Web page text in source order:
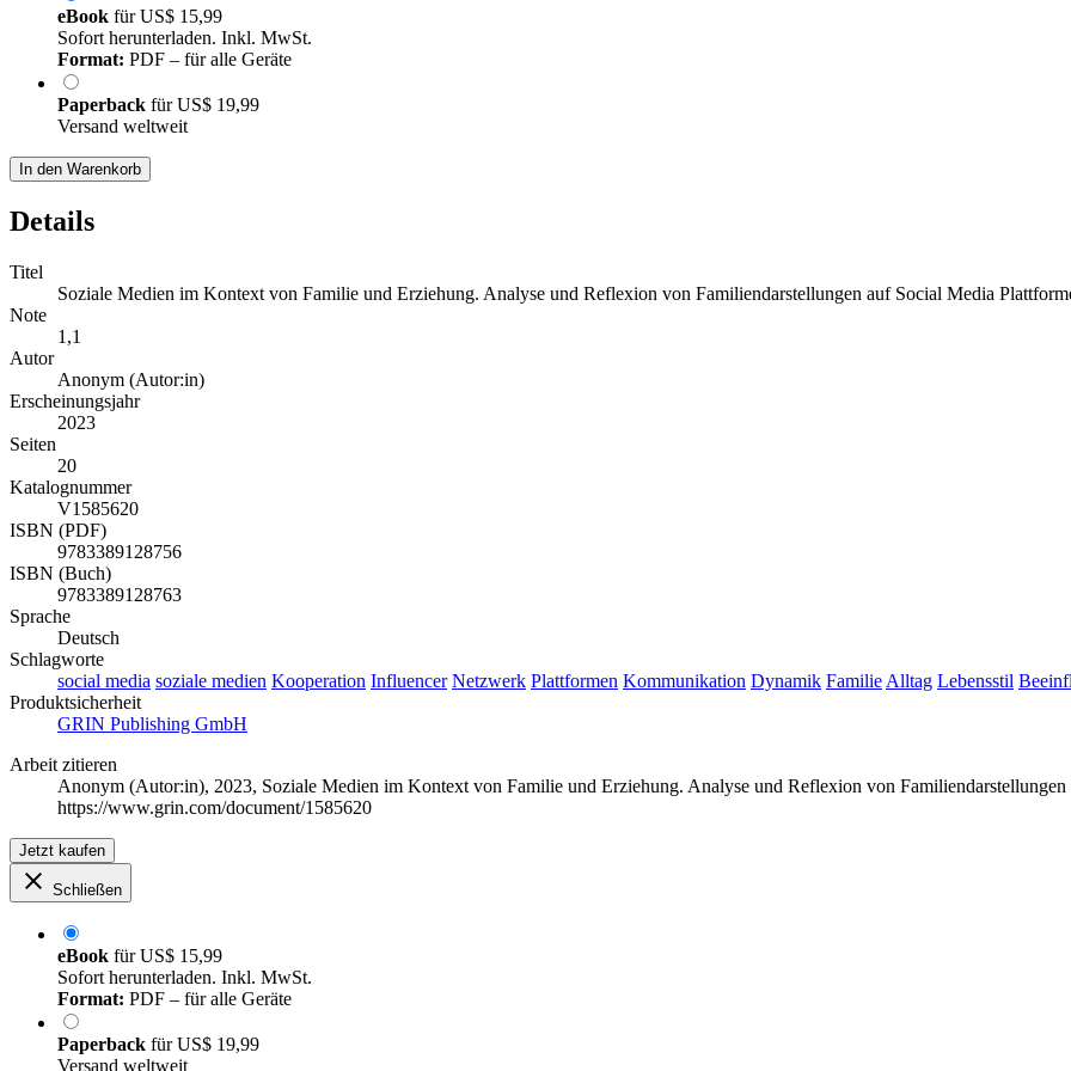
eBook fürUS$ 15,99
Sofort herunterladen. Inkl. MwSt.
Format: PDF – für alle Geräte
Paperback fürUS$ 19,99
Versand weltweit
In den Warenkorb
Details
Titel
Soziale Medien im Kontext von Familie und Erziehung. Analyse und Reflexion von Familiendarstellungen auf Social Media
Note
1,1
Autor
Anonym (Autor:in)
Erscheinungsjahr
2023
Seiten
20
Katalognummer
V1585620
ISBN (PDF)
9783389128756
ISBN (Buch)
9783389128763
Sprache
Deutsch
Schlagworte
social media soziale medien Kooperation Influencer Netzwerk Plattformen Kommunikation Dynamik Familie Alltag Lebensstil
Produktsicherheit
GRIN Publishing GmbH
Arbeit zitieren
Anonym (Autor:in), 2023, Soziale Medien im Kontext von Familie und Erziehung. Analyse und Reflexion von
https://www.grin.com/document/1585620
Jetzt kaufen
Schließen
eBook fürUS$ 15,99
Sofort herunterladen. Inkl. MwSt.
Format: PDF – für alle Geräte
Paperback fürUS$ 19,99
Versand weltweit